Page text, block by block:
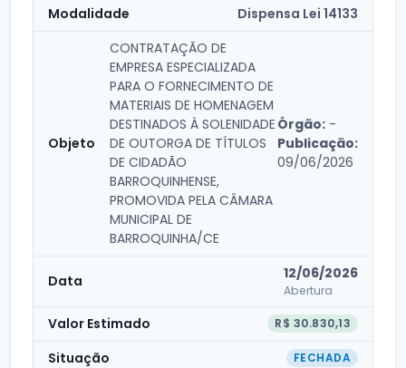
Dispensa Lei 14133
CONTRATAÇÃO DE
EMPRESA ESPECIALIZADA
PARA O FORNECIMENTO DE
MATERIAIS DE HOMENAGEM
DESTINADOS À SOLENIDADE
DE OUTORGA DE TÍTULOS
DE CIDADÃO
BARROQUINHENSE,
PROMOVIDA PELA CÂMARA
MUNICIPAL DE
BARROQUINHA/CE
Órgão: -
Publicação:
09/06/2026
12/06/2026
Abertura
R$ 30.830,13
FECHADA